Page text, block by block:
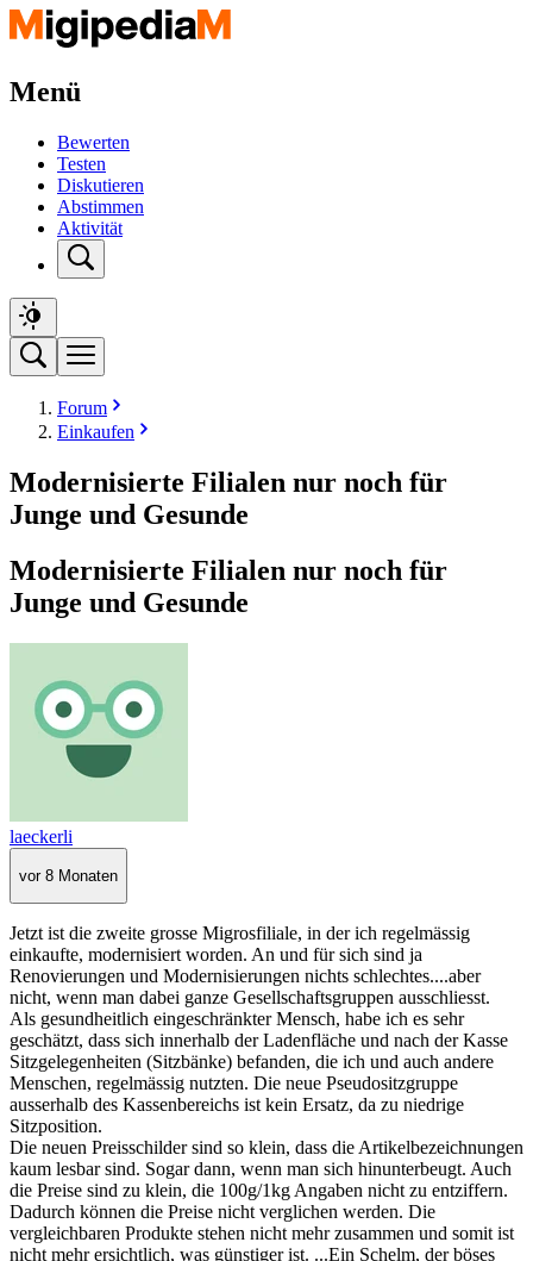
Menü
Bewerten
Testen
Diskutieren
Abstimmen
Aktivität
Forum
Einkaufen
Modernisierte Filialen nur noch für
Junge und Gesunde
Modernisierte Filialen nur noch für
Junge und Gesunde
laeckerli
vor 8 Monaten
Jetzt ist die zweite grosse Migrosfiliale, in der ich regelmässig
einkaufte, modernisiert worden. An und für sich sind ja
Renovierungen und Modernisierungen nichts schlechtes....aber
nicht, wenn man dabei ganze Gesellschaftsgruppen ausschliesst.
Als gesundheitlich eingeschränkter Mensch, habe ich es sehr
geschätzt, dass sich innerhalb der Ladenfläche und nach der Kasse
Sitzgelegenheiten (Sitzbänke) befanden, die ich und auch andere
Menschen, regelmässig nutzten. Die neue Pseudositzgruppe
ausserhalb des Kassenbereichs ist kein Ersatz, da zu niedrige
Sitzposition.
Die neuen Preisschilder sind so klein, dass die Artikelbezeichnungen
kaum lesbar sind. Sogar dann, wenn man sich hinunterbeugt. Auch
die Preise sind zu klein, die 100g/1kg Angaben nicht zu entziffern.
Dadurch können die Preise nicht verglichen werden. Die
vergleichbaren Produkte stehen nicht mehr zusammen und somit ist
nicht mehr ersichtlich, was günstiger ist. ...Ein Schelm, der böses